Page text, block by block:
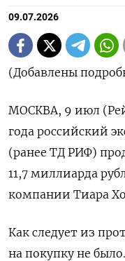
09.07.2026
(Добавлены
МОСКВА, 9 июл
года российский
(ранее ТД РИФ)
11,7 миллиарда
компании Тиара
Как следует из
‌на покупку не было.